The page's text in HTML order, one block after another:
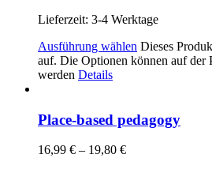
Lieferzeit: 3-4 Werktage
Ausführung wählen Dieses
auf. Die Optionen können auf der
werden Details
Place-based pedagogy
16,99 € – 19,80 €